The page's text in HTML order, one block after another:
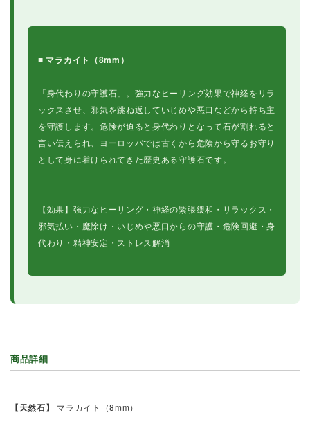
■ マラカイト（8mm）
「身代わりの守護石」。強力なヒーリング効果で神経をリラ
ックスさせ、邪気を跳ね返していじめや悪口などから持ち主
を守護します。危険が迫ると身代わりとなって石が割れると
言い伝えられ、ヨーロッパでは古くから危険から守るお守り
として身に着けられてきた歴史ある守護石です。
【効果】強力なヒーリング・神経の緊張緩和・リラックス・
邪気払い・魔除け・いじめや悪口からの守護・危険回避・身
代わり・精神安定・ストレス解消
商品詳細
【天然石】 マラカイト（8mm）